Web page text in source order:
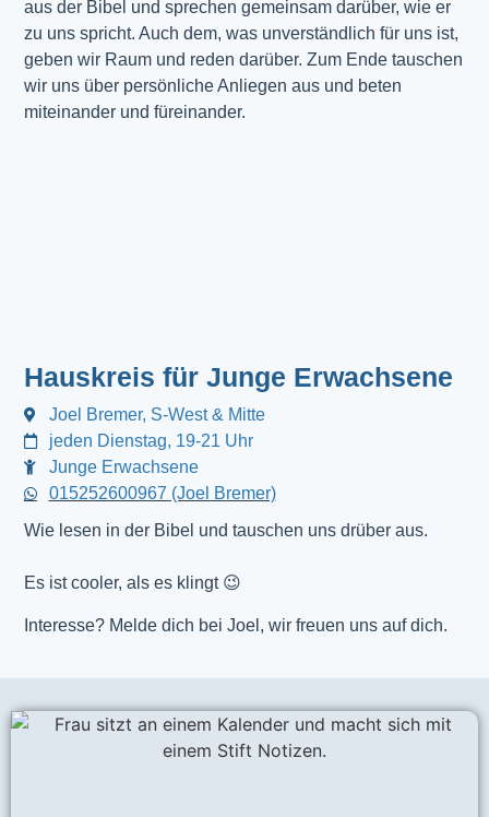
aus der Bibel und sprechen gemeinsam darüber, wie er
zu uns spricht. Auch dem, was unverständlich für uns ist,
geben wir Raum und reden darüber. Zum Ende tauschen
wir uns über persönliche Anliegen aus und beten
miteinander und füreinander.
Hauskreis für Junge Erwachsene
Joel Bremer, S-West & Mitte
jeden Dienstag, 19-21 Uhr
Junge Erwachsene
015252600967 (Joel Bremer)
Wie lesen in der Bibel und tauschen uns drüber aus.
Es ist cooler, als es klingt 😉
Interesse? Melde dich bei Joel, wir freuen uns auf dich.